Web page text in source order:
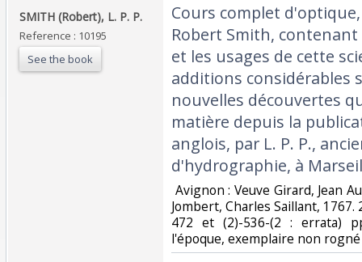
‎SMITH (Robert), L. P. P.‎
Reference : 10195
See the book
‎Cours complet
Robert Smith,
et les usages de cette
additions considérables
nouvelles découvertes
matière depuis la
anglois, par L. P. P.,
d'hydrographie, à
Avignon : Veuve Girard, Jean
Jombert, Charles Saillant,
472 et (2)-536-(2 : errata)
l'époque, exemplaire non